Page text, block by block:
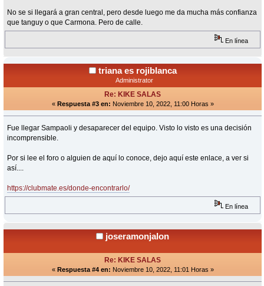
No se si llegará a gran central, pero desde luego me da mucha más confianza
que tanguy o que Carmona. Pero de calle.
En línea
triana es rojiblanca
Administrator
Re: KIKE SALAS
« Respuesta #3 en: Noviembre 10, 2022, 11:00 Horas »
Fue llegar Sampaoli y desaparecer del equipo. Visto lo visto es una decisión
incomprensible.
Por si lee el foro o alguien de aquí lo conoce, dejo aquí este enlace, a ver si
así....
https://clubmate.es/donde-encontrarlo/
En línea
joseramonjalon
Re: KIKE SALAS
« Respuesta #4 en: Noviembre 10, 2022, 11:01 Horas »